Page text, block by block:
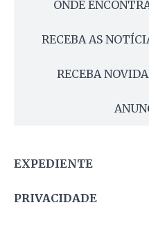
ONDE
RECEBA AS
RECEBA
EXPEDIENTE
PRIVACIDADE